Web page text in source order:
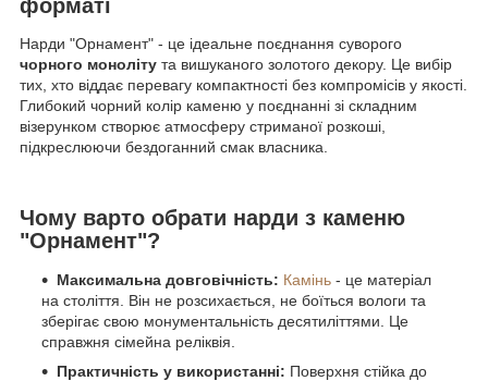
форматі
Нарди "Орнамент" - це ідеальне поєднання суворого
чорного моноліту та вишуканого золотого декору. Це вибір
тих, хто віддає перевагу компактності без компромісів у якості.
Глибокий чорний колір каменю у поєднанні зі складним
візерунком створює атмосферу стриманої розкоші,
підкреслюючи бездоганний смак власника.
Чому варто обрати нарди з каменю
"Орнамент"?
Максимальна довговічність: Камінь - це матеріал
на століття. Він не розсихається, не боїться вологи та
зберігає свою монументальність десятиліттями. Це
справжня сімейна реліквія.
Практичність у використанні: Поверхня стійка до